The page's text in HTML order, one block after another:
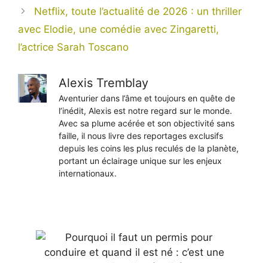
Netflix, toute l’actualité de 2026 : un thriller
avec Elodie, une comédie avec Zingaretti,
l’actrice Sarah Toscano
Alexis Tremblay
Aventurier dans l’âme et toujours en quête de
l’inédit, Alexis est notre regard sur le monde.
Avec sa plume acérée et son objectivité sans
faille, il nous livre des reportages exclusifs
depuis les coins les plus reculés de la planète,
portant un éclairage unique sur les enjeux
internationaux.